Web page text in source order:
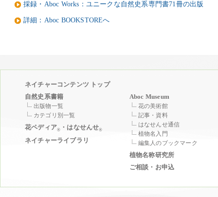
採録・Aboc Works：ユニークな自然史系専門書71冊の出版
詳細：Aboc BOOKSTOREへ
ネイチャーコンテンツ トップ
自然史系書籍
出版物一覧
カテゴリ別一覧
花ペディア® ・はなせんせ®
ネイチャーライブラリ
Aboc Museum
花の美術館
記事・資料
はなせんせ通信
植物名入門
編集人のブックマーク
植物名称研究所
ご相談・お申込